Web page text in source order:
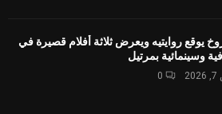
يوقع روايتيه ويعرض ثلاثة أفلام قصيرة في
وسينمائية بمرتيل
0